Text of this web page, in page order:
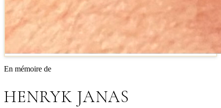
En mémoire de
HENRYK JANAS